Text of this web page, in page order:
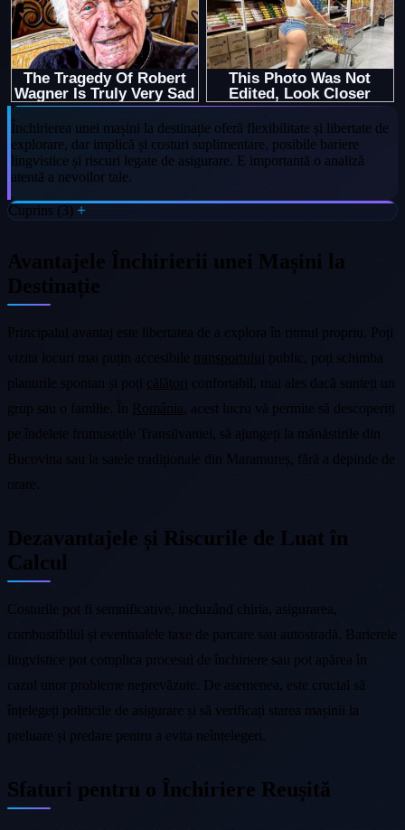
Închirierea unei mașini la destinație oferă flexibilitate și libertate de
explorare, dar implică și costuri suplimentare, posibile bariere
lingvistice și riscuri legate de asigurare. E importantă o analiză
atentă a nevoilor tale.
Cuprins (3)
Avantajele Închirierii unei Mașini la
Destinație
Principalul avantaj este libertatea de a explora în ritmul propriu. Poți
vizita locuri mai puțin accesibile transportului public, poți schimba
planurile spontan și poți călători confortabil, mai ales dacă sunteți un
grup sau o familie. În România, acest lucru vă permite să descoperiți
pe îndelete frumusețile Transilvaniei, să ajungeți la mănăstirile din
Bucovina sau la satele tradiționale din Maramureș, fără a depinde de
orare.
Dezavantajele și Riscurile de Luat în
Calcul
Costurile pot fi semnificative, incluzând chiria, asigurarea,
combustibilul și eventualele taxe de parcare sau autostradă. Barierele
lingvistice pot complica procesul de închiriere sau pot apărea în
cazul unor probleme neprevăzute. De asemenea, este crucial să
înțelegeți politicile de asigurare și să verificați starea mașinii la
preluare și predare pentru a evita neînțelegeri.
Sfaturi pentru o Închiriere Reușită